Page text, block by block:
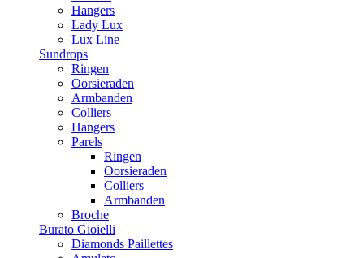
Hangers
Lady Lux
Lux Line
Sundrops
Ringen
Oorsieraden
Armbanden
Colliers
Hangers
Parels
Ringen
Oorsieraden
Colliers
Armbanden
Broche
Burato Gioielli
Diamonds Paillettes